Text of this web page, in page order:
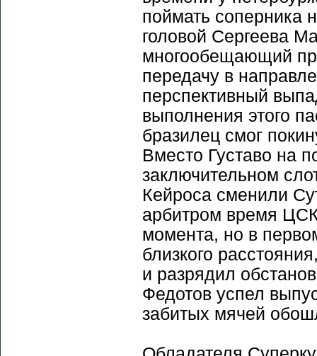
поймать соперника
головой Сергеева
многообещающий
передачу в
перспективный
выполнения этого
бразилец смог
Вместо Густаво на
заключительном
Кейроса сменили
арбитром время
момента, но в
близкого
и разрядил
Федотов успел
забитых мячей